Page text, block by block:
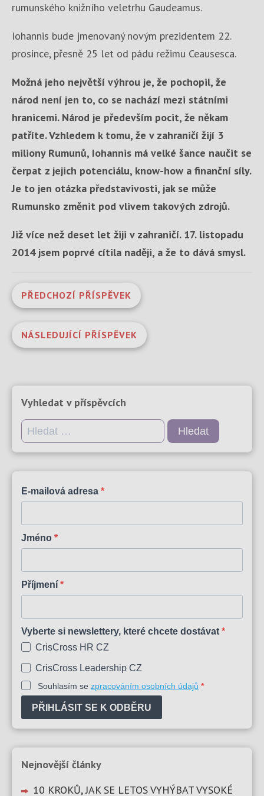
rumunského knižního veletrhu Gaudeamus.
Iohannis bude jmenovaný novým prezidentem 22.
prosince, přesně 25 let od pádu režimu Ceausesca.
Možná jeho největší výhrou je, že pochopil, že
národ není jen to, co se nachází mezi státními
hranicemi. Národ je především pocit, že někam
patříte. Vzhledem k tomu, že v zahraničí žijí 3
miliony Rumunů, Iohannis má velké šance naučit se
čerpat z jejich potenciálu, know-how a finanční síly.
Je to jen otázka představivosti, jak se může
Rumunsko změnit pod vlivem takových zdrojů.
Již více než deset let žiji v zahraničí. 17. listopadu
2014 jsem poprvé cítila naději, a že to dává smysl.
PŘEDCHOZÍ PŘÍSPĚVEK
NÁSLEDUJÍCÍ PŘÍSPĚVEK
Vyhledat v příspěvcích
Vyhledávání
E-mailová adresa
Jméno
Příjmení
Vyberte si newslettery, které chcete dostávat
CrisCross HR CZ
CrisCross Leadership CZ
Souhlasím se zpracováním osobních údajů
PŘIHLÁSIT SE K ODBĚRU
Nejnovější články
10 KROKŮ, JAK SE LETOS VYHÝBAT VYSOKÉ